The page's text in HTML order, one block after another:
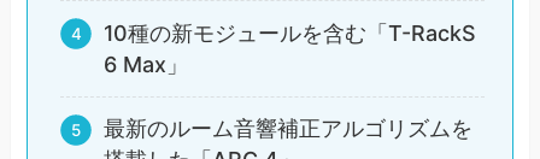
10種の新モジュールを含む「T-RackS
6 Max」
最新のルーム音響補正アルゴリズムを